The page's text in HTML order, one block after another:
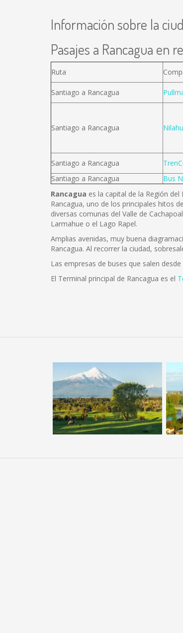
Información sobre la
Pasajes a Rancagua en
Ruta
Santiago a Rancagua
Santiago a Rancagua
Santiago a Rancagua
Santiago a Rancagua
Bus
Rancagua es la capital de la Región
Rancagua, uno de los principales hitos
diversas comunas del Valle de
Larmahue o el Lago Rapel.
Amplias avenidas, muy buena
Rancagua. Al recorrer la ciudad,
Las empresas de buses que salen desde
El Terminal principal de Rancagua es el